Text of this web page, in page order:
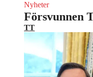
Nyheter
Försvunnen
TT
President Donald